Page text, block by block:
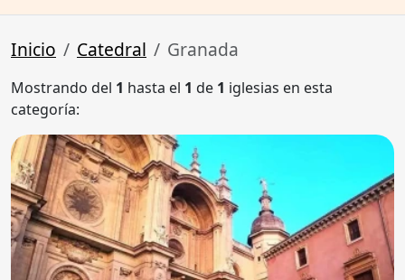
Inicio Catedral Granada
Mostrando del 1 hasta el 1 de 1 iglesias en esta
categoría: